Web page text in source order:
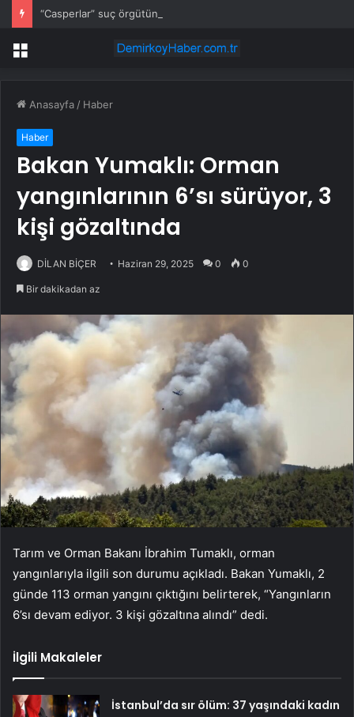
Menü
Anasayfa / Haber
Haber
Bakan Yumaklı: Orman
yangınlarının 6’sı sürüyor, 3
kişi gözaltında
DİLAN BİÇER Haziran 29, 2025 0 0
Bir dakikadan az
Tarım ve Orman Bakanı İbrahim Tumaklı, orman
yangınlarıyla ilgili son durumu açıkladı. Bakan Yumaklı, 2
günde 113 orman yangını çıktığını belirterek, “Yangınların
6’sı devam ediyor. 3 kişi gözaltına alındı” dedi.
İlgili Makaleler
İstanbul’da sır ölüm: 37 yaşındaki kadın